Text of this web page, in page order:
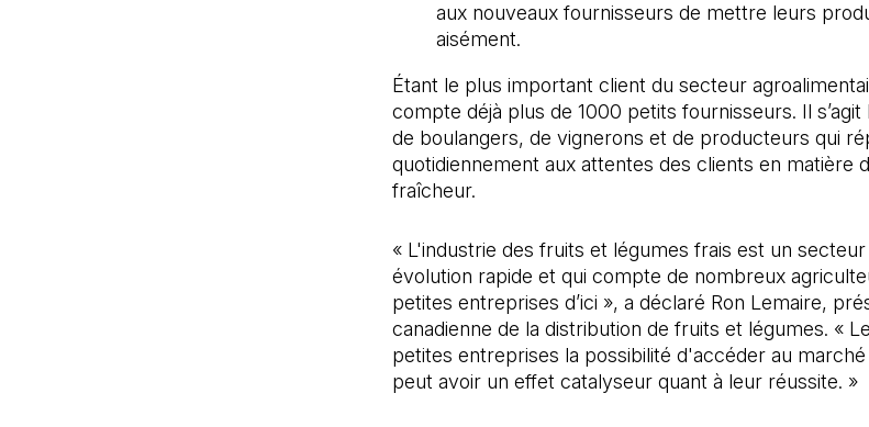
aux nouveaux fournisseurs de mettre leurs
aisément.
Étant le plus important client du secteur
compte déjà plus de 1000 petits fournisseurs. Il s’agit
de boulangers, de vignerons et de producteurs qui
quotidiennement aux attentes des clients en matière
fraîcheur.
« L'industrie des fruits et légumes frais est un
évolution rapide et qui compte de nombreux
petites entreprises d’ici », a déclaré Ron Lemaire,
canadienne de la distribution de fruits et légumes. «
petites entreprises la possibilité d'accéder au
peut avoir un effet catalyseur quant à leur réussite. »